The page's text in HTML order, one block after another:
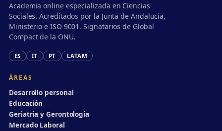
Academia online especializada en Ciencias
Sociales. Acreditados por la Junta de Andalucía,
Ministerio e ISO 9001. Signatarios de Global
Compact de la ONU.
ES IT PT LATAM
ÁREAS
Desarrollo personal
Educación
Geriatría y Gerontología
Mercado Laboral